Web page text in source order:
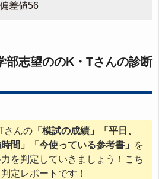
差値56
部志望ののK・Tさんの診断
さんの 「模試の成績」「平日、
間」「今使っている参考書」
を
を判定していきましょう！こち
定レポートです！